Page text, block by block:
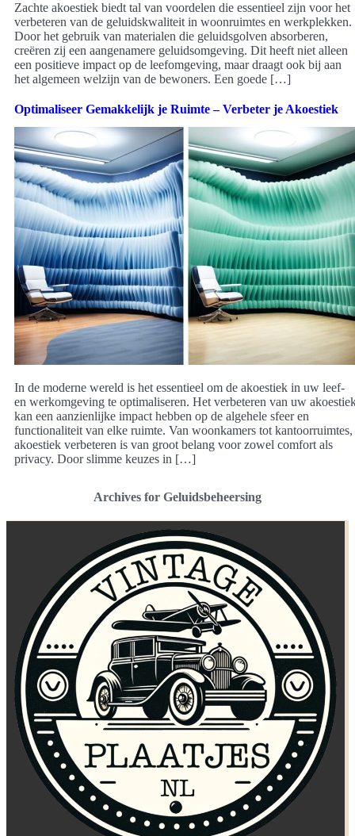
Zachte akoestiek biedt tal van voordelen die essentieel zijn voor het
verbeteren van de geluidskwaliteit in woonruimtes en werkplekken.
Door het gebruik van materialen die geluidsgolven absorberen,
creëren zij een aangenamere geluidsomgeving. Dit heeft niet alleen
een positieve impact op de leefomgeving, maar draagt ook bij aan
het algemeen welzijn van de bewoners. Een goede […]
Optimaliseer Gemakkelijk je Ruimte – Verbeter je Akoestiek
In de moderne wereld is het essentieel om de akoestiek in uw leef-
en werkomgeving te optimaliseren. Het verbeteren van uw
kan een aanzienlijke impact hebben op de algehele sfeer en
functionaliteit van elke ruimte. Van woonkamers tot kantoorruimtes,
akoestiek verbeteren is van groot belang voor zowel comfort als
privacy. Door slimme keuzes in […]
Archives for Geluidsbeheersing